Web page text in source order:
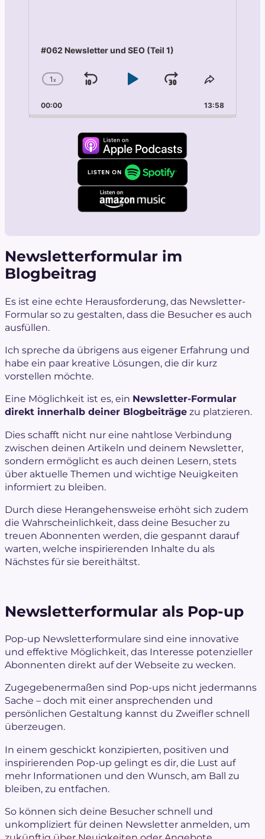
#062 Newsletter und SEO (Teil 1)
Change
Rate
1x
Skip
Play
Jump
Forward
Share
Episode
00:00 13:58
Newsletterformular im
Blogbeitrag
Es ist eine echte Herausforderung, das Newsletter-
Formular so zu gestalten, dass die Besucher es auch
ausfüllen.
Ich spreche da übrigens aus eigener Erfahrung und
habe ein paar kreative Lösungen, die dir kurz
vorstellen möchte.
Eine Möglichkeit ist es, ein Newsletter-Formular
direkt innerhalb deiner Blogbeiträge zu platzieren.
Dies schafft nicht nur eine nahtlose Verbindung
zwischen deinen Artikeln und deinem Newsletter,
sondern ermöglicht es auch deinen Lesern, stets
über aktuelle Themen und wichtige Neuigkeiten
informiert zu bleiben.
Durch diese Herangehensweise erhöht sich zudem
die Wahrscheinlichkeit, dass deine Besucher zu
treuen Abonnenten werden, die gespannt darauf
warten, welche inspirierenden Inhalte du als
Nächstes für sie bereithältst.
Newsletterformular als Pop-up
Pop-up Newsletterformulare sind eine innovative
und effektive Möglichkeit, das Interesse potenzieller
Abonnenten direkt auf der Webseite zu wecken.
Zugegebenermaßen sind Pop-ups nicht jedermanns
Sache – doch mit einer ansprechenden und
persönlichen Gestaltung kannst du Zweifler schnell
überzeugen.
In einem geschickt konzipierten, positiven und
inspirierenden Pop-up gelingt es dir, die Lust auf
mehr Informationen und den Wunsch, am Ball zu
bleiben, zu entfachen.
So können sich deine Besucher schnell und
unkompliziert für deinen Newsletter anmelden, um